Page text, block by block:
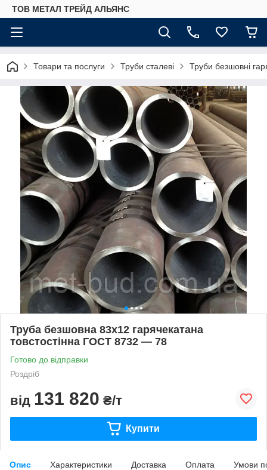
ТОВ МЕТАЛ ТРЕЙД АЛЬЯНС
Товари та послуги Труби сталеві Труби безшовні
Труба безшовна 83х12 гарячекатана
товстостінна ГОСТ 8732 — 78
Готово до відправки
Роздріб
від 131 820 ₴/т
Купити
Опис Характеристики Доставка Оплата Умови